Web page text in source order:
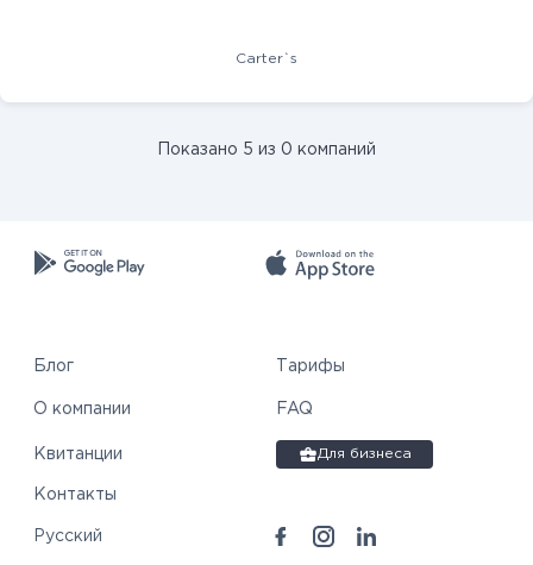
Carter`s
Показано 5 из 0 компаний
Блог Тарифы
О компании
Квитанции
FAQ
Контакты
Для бизнеса
Русский